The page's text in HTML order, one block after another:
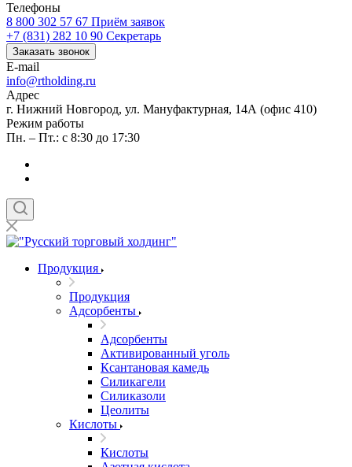
Телефоны
8 800 302 57 67 Приём заявок
+7 (831) 282 10 90 Секретарь
Заказать звонок
E-mail
info@rtholding.ru
Адрес
г. Нижний Новгород, ул. Мануфактурная, 14А (офис 410)
Режим работы
Пн. – Пт.: с 8:30 до 17:30
Продукция
Продукция
Адсорбенты
Адсорбенты
Активированный уголь
Ксантановая камедь
Силикагели
Силиказоли
Цеолиты
Кислоты
Кислоты